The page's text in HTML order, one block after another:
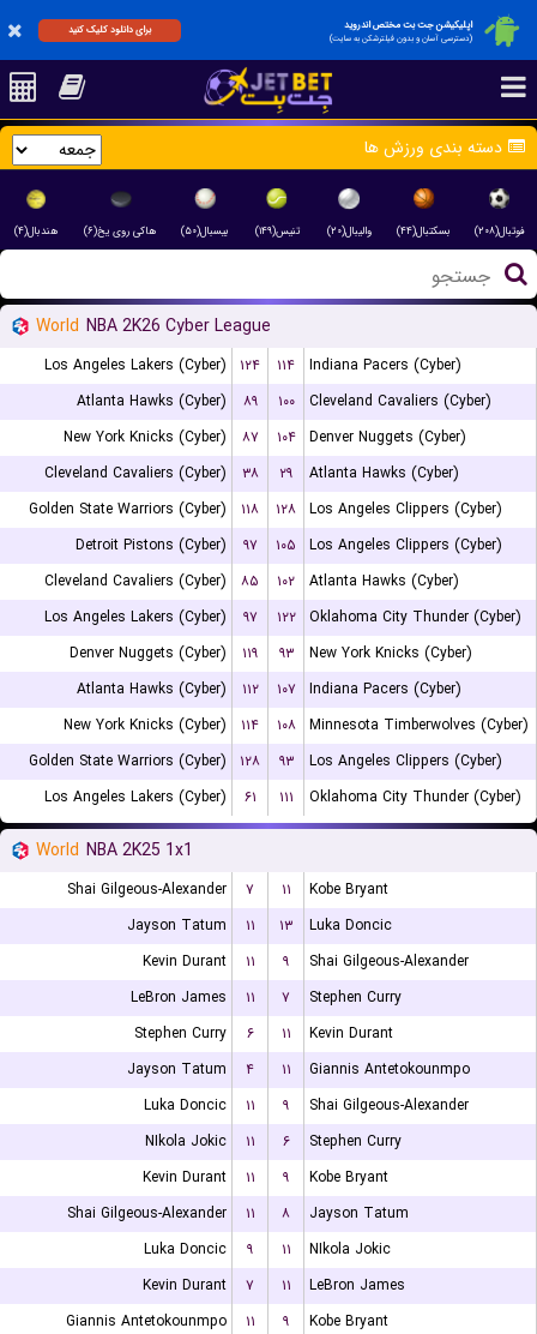
اپلیکیشن جت بت مختص اندروید
(دسترسی آسان و بدون فیلترشکن به سایت)
برای دانلود کلیک کنید
دسته بندی ورزش ها
فوتبال(۲۰۸) بسکتبال(۴۴) والیبال(۲۰) تنیس(۱۴۹) بیسبال(۵۰) هاکی روی یخ(۶) هندبال(۴)
World NBA 2K26 Cyber League
Los Angeles Lakers (Cyber) ۱۲۴ ۱۱۴
Indiana Pacers (Cyber)
Atlanta Hawks (Cyber)
۸۹ ۱۰۰
Cleveland Cavaliers (Cyber)
New York Knicks (Cyber)
۸۷ ۱۰۴
Denver Nuggets (Cyber)
Cleveland Cavaliers (Cyber)
۳۸ ۲۹
Atlanta Hawks (Cyber)
Golden State Warriors (Cyber)
۱۱۸ ۱۲۸ Los Angeles Clippers (Cyber)
Detroit Pistons (Cyber)
۹۷ ۱۰۵
Los Angeles Clippers (Cyber)
Cleveland Cavaliers (Cyber)
۸۵ ۱۰۲
Atlanta Hawks (Cyber)
Los Angeles Lakers (Cyber)
۹۷ ۱۲۲
Oklahoma City Thunder (Cyber)
Denver Nuggets (Cyber)
۱۱۹ ۹۳
New York Knicks (Cyber)
Atlanta Hawks (Cyber)
۱۱۲ ۱۰۷
Indiana Pacers (Cyber)
New York Knicks (Cyber)
۱۱۴ ۱۰۸
Minnesota Timberwolves (Cyber)
Golden State Warriors (Cyber)
۱۲۸ ۹۳
Los Angeles Clippers (Cyber)
Los Angeles Lakers (Cyber)
۶۱ ۱۱۱ Oklahoma City Thunder (Cyber)
World NBA 2K25 1x1
Shai Gilgeous-Alexander ۷ ۱۱
Kobe Bryant
Jayson Tatum
۱۱ ۱۳
Luka Doncic
Kevin Durant
۱۱ ۹
Shai Gilgeous-Alexander
LeBron James
۱۱ ۷
Stephen Curry
Stephen Curry
۶ ۱۱
Kevin Durant
Jayson Tatum
۴ ۱۱
Giannis Antetokounmpo
Luka Doncic
۱۱ ۹
Shai Gilgeous-Alexander
NIkola Jokic
۱۱ ۶
Stephen Curry
Kevin Durant
۱۱ ۹
Kobe Bryant
Shai Gilgeous-Alexander
۱۱ ۸
Jayson Tatum
Luka Doncic
۹ ۱۱
NIkola Jokic
Kevin Durant
۷ ۱۱
LeBron James
Giannis Antetokounmpo
۱۱ ۹
Kobe Bryant